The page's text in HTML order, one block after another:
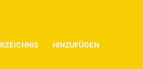
HINZUFÜGEN